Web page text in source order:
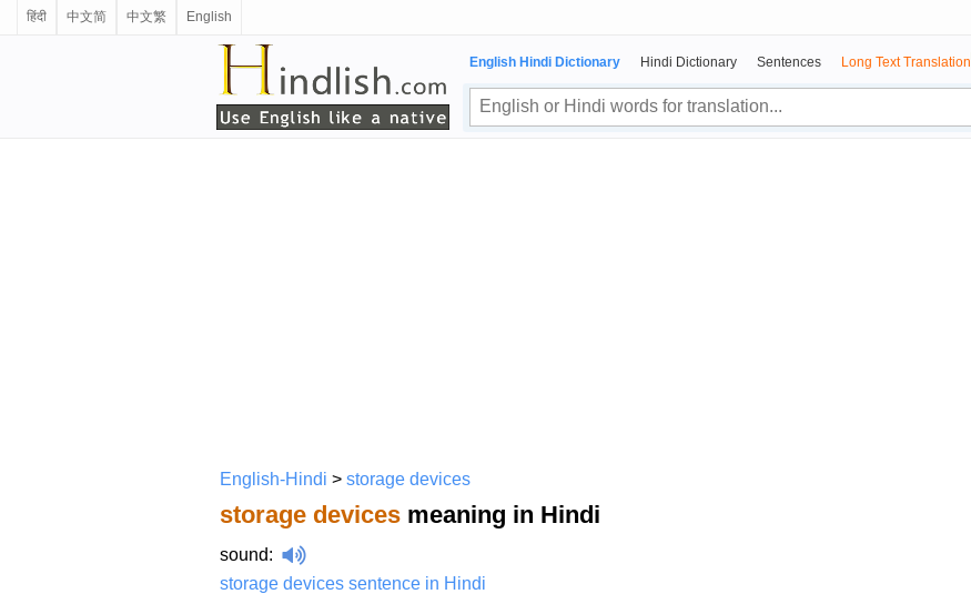
हिंदी 中文简 中文繁 English
English Hindi Dictionary Hindi Dictionary Sentences Long Text Translation
English-Hindi > storage devices
storage devices meaning in Hindi
sound:
storage devices sentence in Hindi